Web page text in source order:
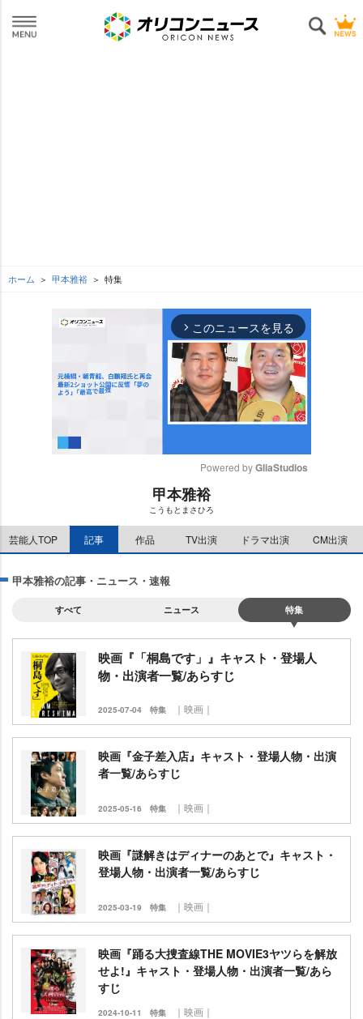
ホーム 甲本雅裕 特集
arrow_forward_ios このニュースを見る
e
Powered by GliaStudios
甲本雅裕
こうもとまさひろ
芸能人TOP 記事 作品 TV出演 ドラマ出演 CM出演
甲本雅裕の記事・ニュース・速報
すべて ニュース 特集
映画『「桐島です」』キャスト・登場人
物・出演者一覧/あらすじ
2025-07-04 特集 ｜映画｜
映画『金子差入店』キャスト・登場人物・出演
者一覧/あらすじ
2025-05-16 特集 ｜映画｜
映画『謎解きはディナーのあとで』キャスト・
登場人物・出演者一覧/あらすじ
2025-03-19 特集 ｜映画｜
映画『踊る大捜査線THE MOVIE3ヤツらを解放
せよ!』キャスト・登場人物・出演者一覧/あら
すじ
2024-10-11 特集 ｜映画｜